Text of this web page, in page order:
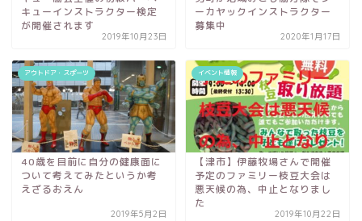
キューインストラクター検定
が開催されます
2019年10月23日
ーカヤックインストラクター
募集中
2020年1月17日
アウトドア・スポーツ
40歳を目前に自分の健康面に
ついて考えてみたというか考
えざるおえん
2019年5月2日
イベント情報
【津市】伊藤牧場さんで開催
予定のファミリー枝豆大会は
悪天候の為、中止となりまし
た
2019年10月22日